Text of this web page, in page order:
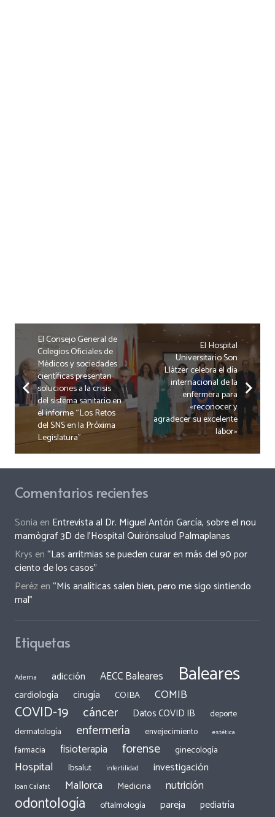
El Consejo General de
Colegios Oficiales de
Médicos y sociedades
científicas presentan
soluciones a la crisis
del sistema sanitario en
el informe “Los Retos
del SNS en la Próxima
Legislatura”
El Hospital
Universitario Son
Llàtzer celebra el día
internacional de la
enfermera para
«reconocer y
agradecer su excelente
labor»
Comentarios recientes
Sonia en Entrevista al Dr. Miguel Antón García, sobre el nou
mamògraf 3D de l’Hospital Quirónsalud Palmaplanas
Krys en“Las arritmias se pueden curar en más del 90 por
ciento de los casos”
Perézen“Mis analíticas salen bien, pero me sigo sintiendo
mal”
Etiquetas
Adema adicción AECC Baleares Baleares
cardiología cirugía COIBA COMIB
COVID-19 cáncer Datos COVID IB
deporte
dermatología
enfermería envejecimiento estética
farmacia fisioterapia forense ginecología
Hospital Ibsalut infertilidad investigación
Joan Calafat Mallorca Medicina nutrición
odontología oftalmología pareja pediatría